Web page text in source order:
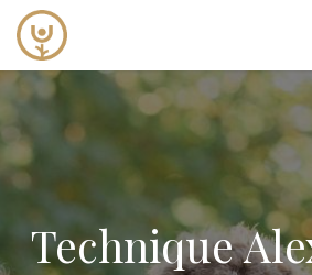
Se rendre au contenu
Technique